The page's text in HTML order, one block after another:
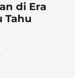
di Era
Tahu